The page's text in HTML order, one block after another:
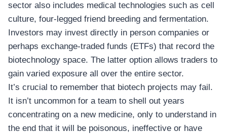
sector also includes medical technologies such as cell
culture, four-legged friend breeding and fermentation.
Investors may invest directly in person companies or
perhaps exchange-traded funds (ETFs) that record the
biotechnology space. The latter option allows traders to
gain varied exposure all over the entire sector.
It’s crucial to remember that biotech projects may fail.
It isn’t uncommon for a team to shell out years
concentrating on a new medicine, only to understand in
the end that it will be poisonous, ineffective or have